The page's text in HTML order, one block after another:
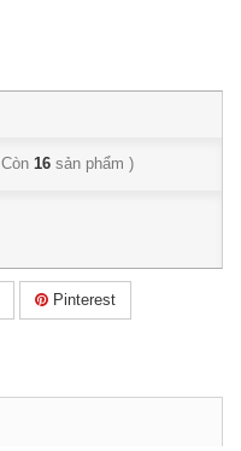
Còn 16 sản phẩm )
Pinterest